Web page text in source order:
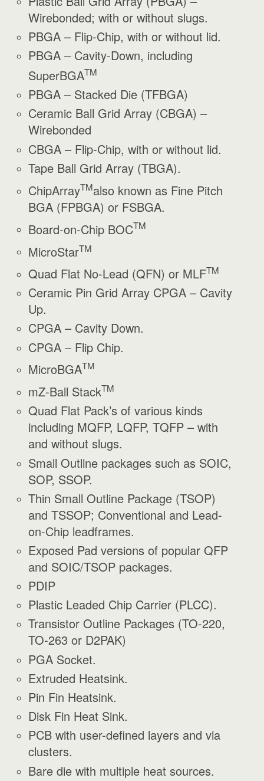
Wirebonded; with or without slugs.
PBGA – Flip-Chip, with or without lid.
PBGA – Cavity-Down, including
SuperBGATM
PBGA – Stacked Die (TFBGA)
Ceramic Ball Grid Array (CBGA) –
Wirebonded
CBGA – Flip-Chip, with or without lid.
Tape Ball Grid Array (TBGA).
ChipArrayTMalso known as Fine Pitch
BGA (FPBGA) or FSBGA.
Board-on-Chip BOCTM
MicroStarTM
Quad Flat No-Lead (QFN) or MLFTM
Ceramic Pin Grid Array CPGA – Cavity
Up.
CPGA – Cavity Down.
CPGA – Flip Chip.
MicroBGATM
mZ-Ball StackTM
Quad Flat Pack’s of various kinds
including MQFP, LQFP, TQFP – with
and without slugs.
Small Outline packages such as SOIC,
SOP, SSOP.
Thin Small Outline Package (TSOP)
and TSSOP; Conventional and Lead-
on-Chip leadframes.
Exposed Pad versions of popular QFP
and SOIC/TSOP packages.
PDIP
Plastic Leaded Chip Carrier (PLCC).
Transistor Outline Packages (TO-220,
TO-263 or D2PAK)
PGA Socket.
Extruded Heatsink.
Pin Fin Heatsink.
Disk Fin Heat Sink.
PCB with user-defined layers and via
clusters.
Bare die with multiple heat sources.